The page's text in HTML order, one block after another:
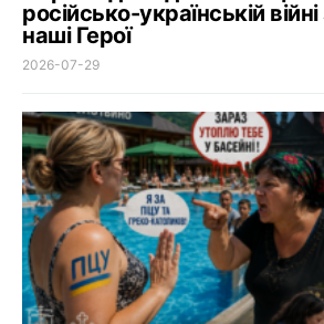
російсько-українській
наші Герої
2026-07-29